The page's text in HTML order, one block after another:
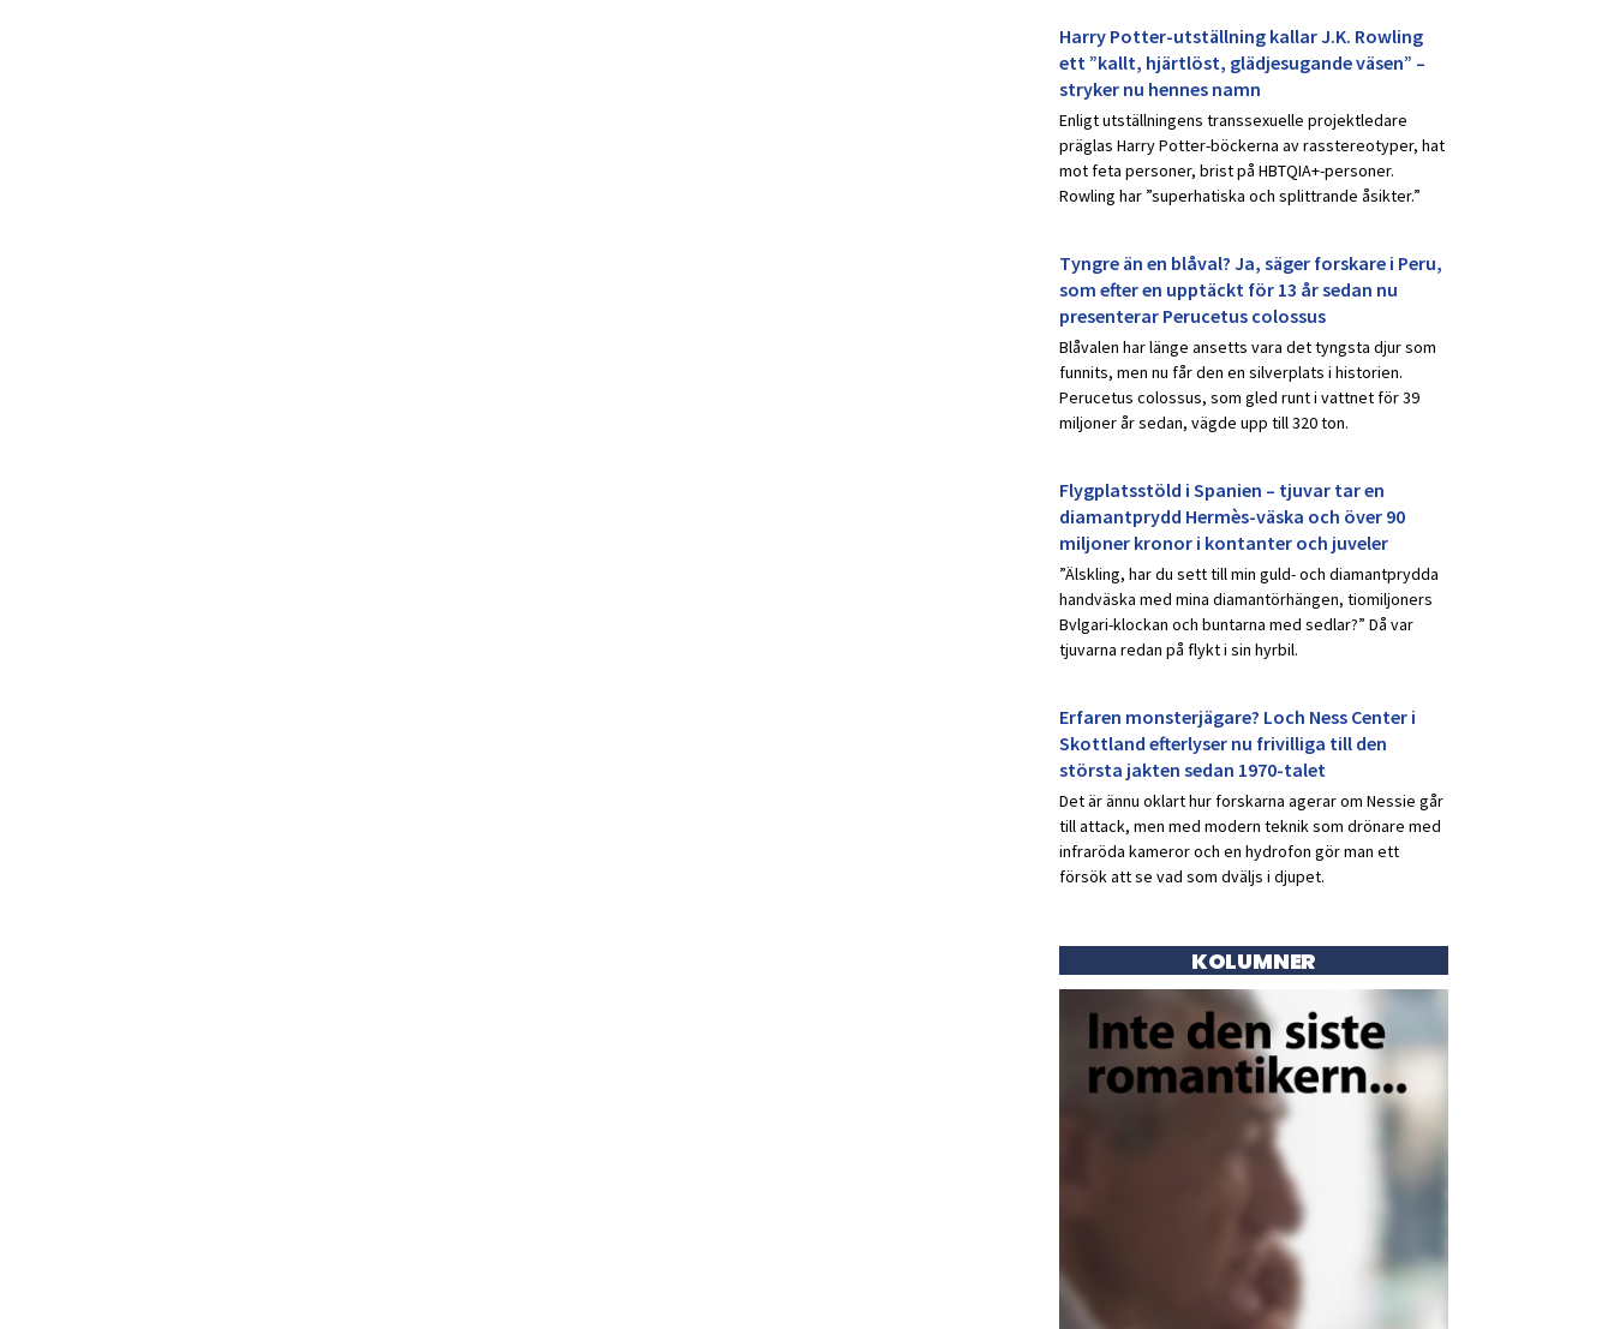
Harry Potter-utställning kallar J.K. Rowling
ett ”kallt, hjärtlöst, glädjesugande väsen” –
stryker nu hennes namn
Enligt utställningens transsexuelle projektledare
präglas Harry Potter-böckerna av rasstereotyper, hat
mot feta personer, brist på HBTQIA+-personer.
Rowling har ”superhatiska och splittrande åsikter.”
Tyngre än en blåval? Ja, säger forskare i Peru,
som efter en upptäckt för 13 år sedan nu
presenterar Perucetus colossus
Blåvalen har länge ansetts vara det tyngsta djur som
funnits, men nu får den en silverplats i historien.
Perucetus colossus, som gled runt i vattnet för 39
miljoner år sedan, vägde upp till 320 ton.
Flygplatsstöld i Spanien – tjuvar tar en
diamantprydd Hermès-väska och över 90
miljoner kronor i kontanter och juveler
”Älskling, har du sett till min guld- och diamantprydda
handväska med mina diamantörhängen, tiomiljoners
Bvlgari-klockan och buntarna med sedlar?” Då var
tjuvarna redan på flykt i sin hyrbil.
Erfaren monsterjägare? Loch Ness Center i
Skottland efterlyser nu frivilliga till den
största jakten sedan 1970-talet
Det är ännu oklart hur forskarna agerar om Nessie går
till attack, men med modern teknik som drönare med
infraröda kameror och en hydrofon gör man ett
försök att se vad som dväljs i djupet.
KOLUMNER